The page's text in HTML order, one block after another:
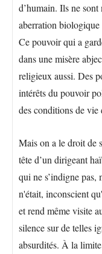
d’humain. Ils ne
aberration
Ce pouvoir qui a
dans une misère
religieux aussi. Des
intérêts du pouvoir
des conditions de vie
Mais on a le droit de
tête d’un dirigeant
qui ne s’indigne
n'était, inconscient
et rend même visite
silence sur de telles
absurdités. À la